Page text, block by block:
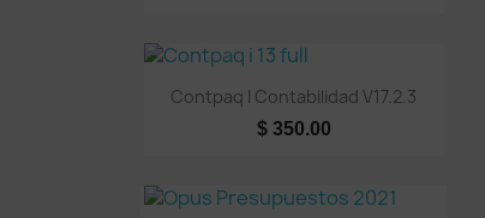
 Vista rápida
Contpaq I Contabilidad V17.2.3
$ 350.00